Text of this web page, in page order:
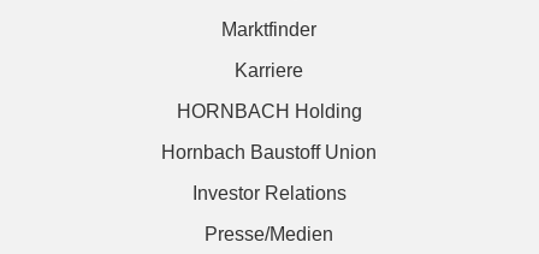
Marktfinder
Karriere
HORNBACH Holding
Hornbach Baustoff Union
Investor Relations
Presse/Medien